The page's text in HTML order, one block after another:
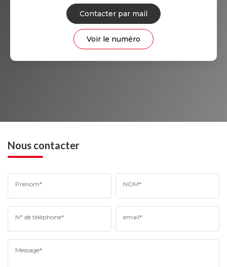
Contacter par mail
Voir le numéro
Nous contacter
Prénom* NOM*
N° de téléphone* email*
Message*